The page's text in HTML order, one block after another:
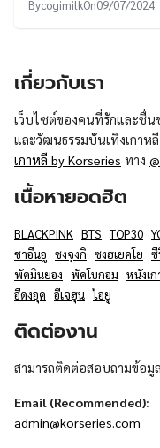
BycogimilkOn09/07/2024
เกี่ยวกับเรา
เว็บไซต์ของคนที่รักและชื่
และวัฒนธรรมบันเทิงเกาห
เกาหลี by Korseries ทาง
เนื้อหายอดฮิต
BLACKPINK BTS TOP30
ชาอึนอู ซงจุงกิ ซงฮเยคโย ซี
พัคมินยอง พัคโบกอม หนังเ
อีดงอุค อีเจฮุน ไอยู
ติดต่องาน
สามารถติดต่อสอบถามข้อ
Email (Recommended):
admin@korseries.com